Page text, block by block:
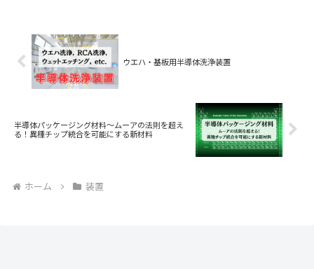
ウエハ・基板用半導体洗浄装置
半導体パッケージング材料〜ムーアの法則を超え
る！異種チップ統合を可能にする新材料
ホーム 装置